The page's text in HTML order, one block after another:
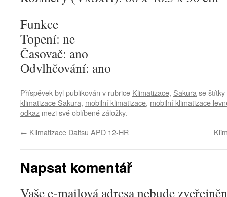
Funkce
Topení: ne
Časovač: ano
Odvlhčování: ano
Příspěvek byl publikován v rubrice Klimatizace, Sakura se štítky
klimatizace Sakura, mobilní klimatizace, mobilní klimatizace
odkaz mezi své oblíbené záložky.
← Klimatizace Daitsu APD 12-HR
Napsat komentář
Vaše e-mailová adresa nebude